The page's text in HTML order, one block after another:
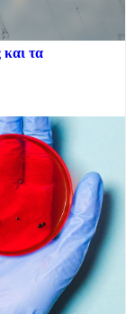
και τα